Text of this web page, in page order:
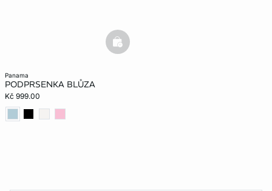
panama
PODPRSENKA BLŮZA
Kč 999.00
basketfull